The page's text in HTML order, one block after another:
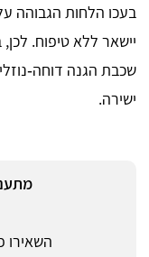
בעכו הלחות הגבוהה
יישאר ללא טיפוח.
שכבת הגנה
ישירה.
השאירו